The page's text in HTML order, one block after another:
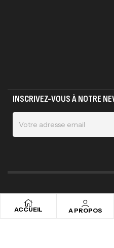
ACCUEIL A PROPOS
INSCRIVEZ-VOUS À NOTRE
Copyright © 2025